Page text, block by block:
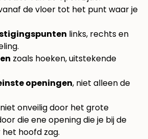
de vloer tot het punt waar je
links, rechts en
zoals hoeken, uitstekende
openingen, niet alleen de
onveilig door het grote
die ene opening die je bij de
hoofd zag.